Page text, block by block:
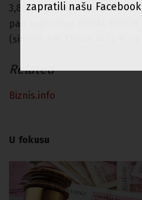
3,80 % i dostigle su cijenu od
pad registrirao BORAC
(simbol: BRCTR) od 74,22 % sa
Related
Biznis.info
U fokusu
zapratili našu